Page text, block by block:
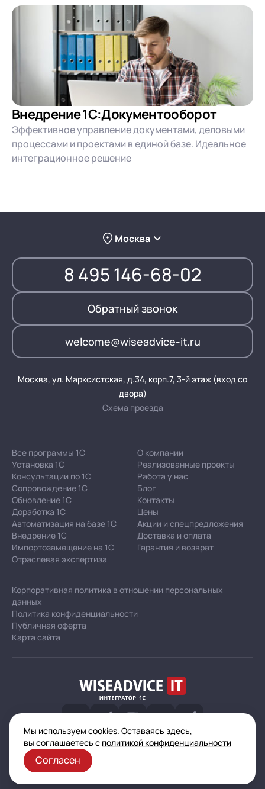
Внедрение 1С:Документооборот
Эффективное управление документами, деловыми
процессами и проектами в единой базе. Идеальное
интеграционное решение
Москва
8 495 146-68-02
Обратный звонок
welcome@wiseadvice-it.ru
Москва, ул. Марксистская, д.34, корп.7, 3-й этаж (вход со
двора)
Схема проезда
Все программы 1С
Установка 1С
Консультации по 1С
Сопровождение 1С
Обновление 1С
Доработка 1С
Автоматизация на базе 1С
Внедрение 1С
Импортозамещение на 1С
Отраслевая экспертиза
О компании
Реализованные проекты
Работа у нас
Блог
Контакты
Цены
Акции и спецпредложения
Доставка и оплата
Гарантия и возврат
Корпоративная политика в отношении персональных
данных
Политика конфиденциальности
Публичная оферта
Карта сайта
© 2003–2026 ООО «Автоматизация — услуги и проекты»
(ИНН 7721601681, ОГРН 1077761925493, ОКВЭД 62.02)
Все указанные на сайте цены носят информационный характер
и не являются публичной офертой (ст. 437 ГК РФ)
Мы используем cookies. Оставаясь здесь,
вы соглашаетесь с политикой конфиденциальности
Согласен